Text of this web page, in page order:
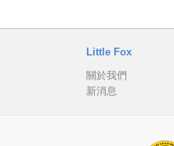
Little Fox
關於我們
新消息